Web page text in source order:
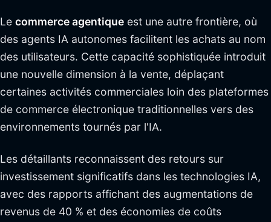
Le commerce agentique est une autre frontière, où
des agents IA autonomes facilitent les achats au nom
des utilisateurs. Cette capacité sophistiquée introduit
une nouvelle dimension à la vente, déplaçant
certaines activités commerciales loin des plateformes
de commerce électronique traditionnelles vers des
environnements tournés par l'IA.
Les détaillants reconnaissent des retours sur
investissement significatifs dans les technologies IA,
avec des rapports affichant des augmentations de
revenus de 40 % et des économies de coûts